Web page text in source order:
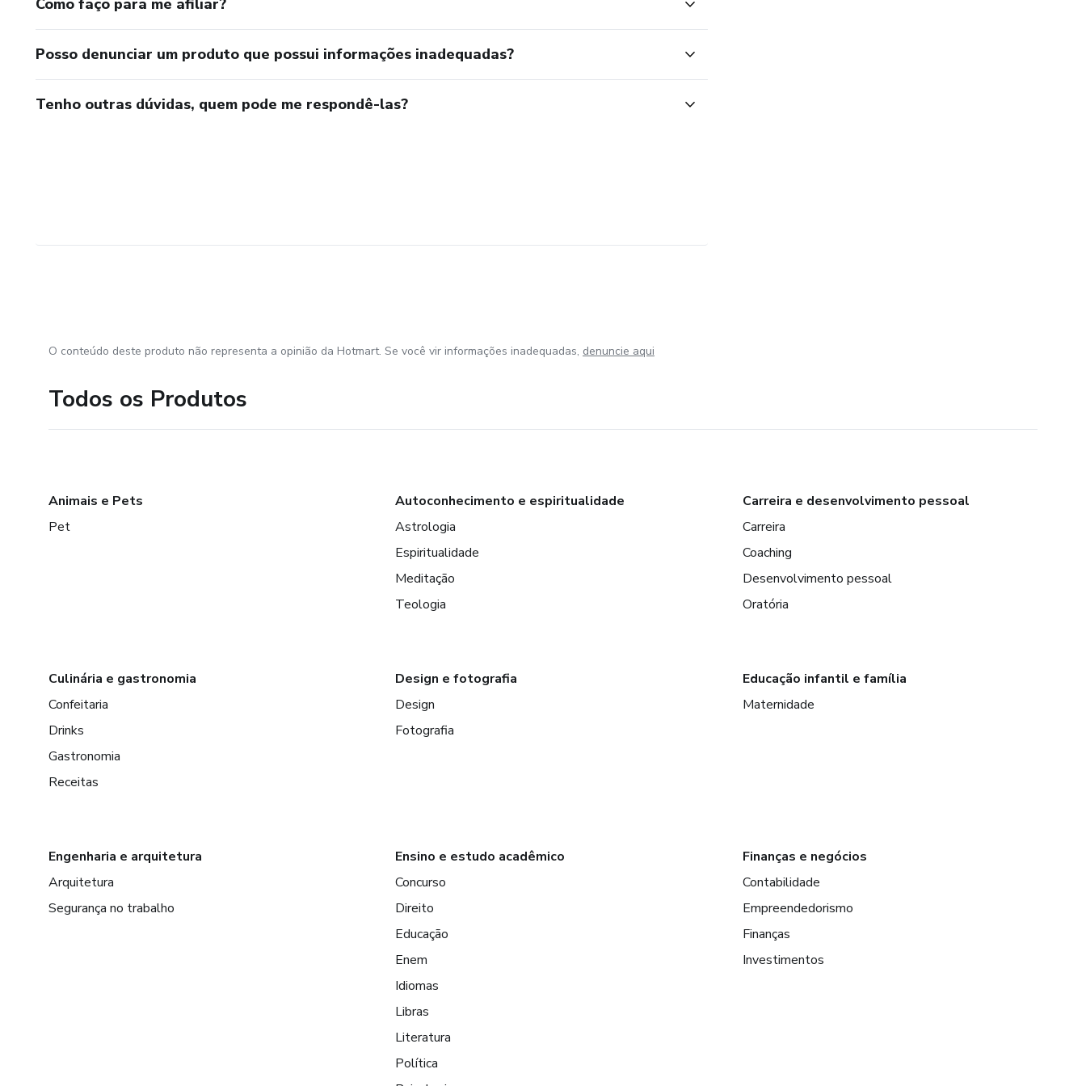
Oh sim, você sempre será
Oh sim, você sempre será
Meu amor sem fimLionel Richie
Posso denunciar um produto que possui informações inadequadas?
Tenho outras dúvidas, quem pode me respondê-las?
O conteúdo deste produto não representa a opinião da Hotmart. Se você vir informações inadequadas, denuncie aqui
Todos os Produtos
Animais e Pets
Pet
Autoconhecimento e espiritualidade
Astrologia
Espiritualidade
Meditação
Teologia
Carreira e desenvolvimento pessoal
Carreira
Coaching
Desenvolvimento pessoal
Oratória
Culinária e gastronomia
Confeitaria
Drinks
Gastronomia
Receitas
Design e fotografia
Design
Fotografia
Educação infantil e família
Maternidade
Engenharia e arquitetura
Arquitetura
Segurança no trabalho
Ensino e estudo acadêmico
Concurso
Direito
Educação
Enem
Idiomas
Libras
Literatura
Política
Finanças e negócios
Contabilidade
Empreendedorismo
Finanças
Investimentos